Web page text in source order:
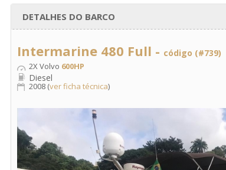
DETALHES DO BARCO
Intermarine 480 Full - código (#739)
2X Volvo 600HP
Diesel
2008 (ver ficha técnica)